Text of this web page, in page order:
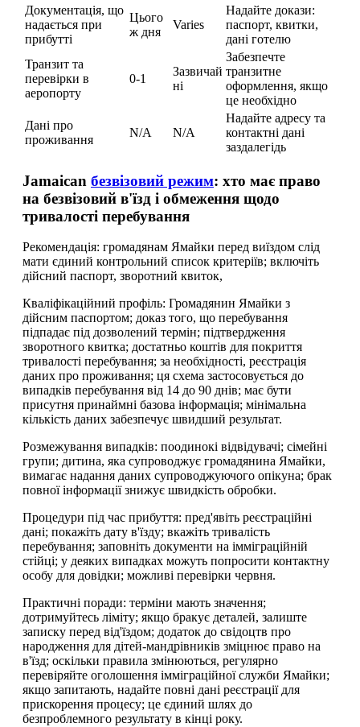
Документація, що
надається при
прибутті
Цього
ж дня
Varies
Надайте докази:
паспорт, квитки,
дані готелю
Транзит та
перевірки в
аеропорту
0-1
Зазвичай
ні
Забезпечте
транзитне
оформлення, якщо
це необхідно
Дані про
проживання
N/A N/A
Надайте адресу та
контактні дані
заздалегідь
Jamaican безвізовий режим: хто має право
на безвізовий в'їзд і обмеження щодо
тривалості перебування
Рекомендація: громадянам Ямайки перед виїздом слід
мати єдиний контрольний список критеріїв; включіть
дійсний паспорт, зворотний квиток,
Кваліфікаційний профіль: Громадянин Ямайки з
дійсним паспортом; доказ того, що перебування
підпадає під дозволений термін; підтвердження
зворотного квитка; достатньо коштів для покриття
тривалості перебування; за необхідності, реєстрація
даних про проживання; ця схема застосовується до
випадків перебування від 14 до 90 днів; має бути
присутня принаймні базова інформація; мінімальна
кількість даних забезпечує швидший результат.
Розмежування випадків: поодинокі відвідувачі; сімейні
групи; дитина, яка супроводжує громадянина Ямайки,
вимагає надання даних супроводжуючого опікуна; брак
повної інформації знижує швидкість обробки.
Процедури під час прибуття: пред'явіть реєстраційні
дані; покажіть дату в'їзду; вкажіть тривалість
перебування; заповніть документи на імміграційній
стійці; у деяких випадках можуть попросити контактну
особу для довідки; можливі перевірки червня.
Практичні поради: терміни мають значення;
дотримуйтесь ліміту; якщо бракує деталей, залиште
записку перед від'їздом; додаток до свідоцтв про
народження для дітей-мандрівників зміцнює право на
в'їзд; оскільки правила змінюються, регулярно
перевіряйте оголошення імміграційної служби Ямайки;
якщо запитають, надайте повні дані реєстрації для
прискорення процесу; це єдиний шлях до
безпроблемного результату в кінці року.